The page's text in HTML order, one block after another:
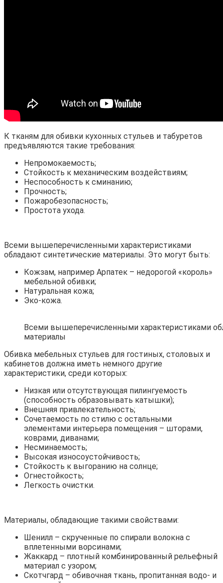
К тканям для обивки кухонных стульев и табуретов
предъявляются такие требования:
Непромокаемость;
Стойкость к механическим воздействиям;
Неспособность к сминанию;
Прочность;
Пожаробезопасность;
Простота ухода.
Всеми вышеперечисленными характеристиками
обладают синтетические материалы. Это могут быть:
Кожзам, например Арпатек – недорогой «король»
мебельной обивки;
Натуральная кожа;
Эко-кожа.
Всеми вышеперечисленными характеристиками
материалы
Обивка мебельных стульев для гостиных, столовых и
кабинетов должна иметь немного другие
характеристики, среди которых:
Низкая или отсутствующая пилингуемость
(способность образовывать катышки);
Внешняя привлекательность;
Сочетаемость по стилю с остальными
элементами интерьера помещения – шторами,
коврами, диванами;
Несминаемость;
Высокая износоустойчивость;
Стойкость к выгоранию на солнце;
Огнестойкость;
Легкость очистки.
Материалы, обладающие такими свойствами:
Шенилл – скрученные по спирали волокна с
вплетенными ворсинами;
Жаккард – плотный комбинированный рельефный
материал с узором;
Скотчгард – обивочная ткань, пропитанная водо- и